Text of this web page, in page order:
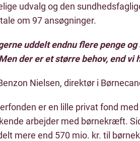
udvalg og den
om 97 ansøgninger.
uddelt endnu flere penge
der er et større behov, end vi
Nielsen, direktør i
er en lille privat fond
arbejder med børnekræft.
mere end 570 mio. kr. til